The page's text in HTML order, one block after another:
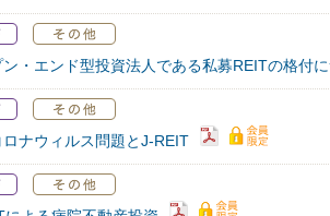
ン・エンド型投資法人である私募REITの格付
ロナウィルス問題とJ-REIT